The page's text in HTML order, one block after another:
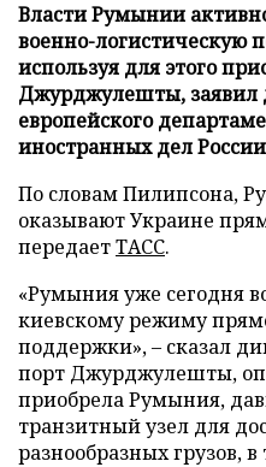
Власти Румынии
военно-логистическую
используя для этого
Джурджулешты, заявил
европейского
иностранных дел
По словам Пилипсона,
оказывают Украине
передаетТАСС.
«Румыния уже сегодня
киевскому режиму
поддержки», – сказал
порт Джурджулешты,
приобрела Румыния,
транзитный узел для
разнообразных грузов,